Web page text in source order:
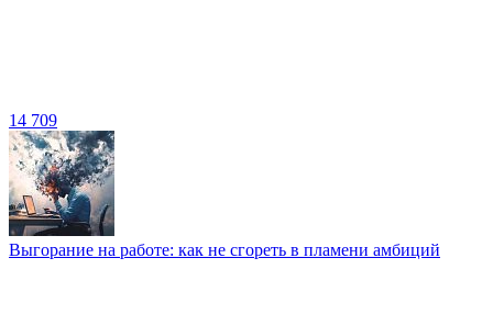
14 709
Выгорание на работе: как не сгореть в пламени амбиций